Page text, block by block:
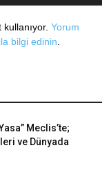
Yorum
bilgi edinin
Meclis’te;
ve Dünyada